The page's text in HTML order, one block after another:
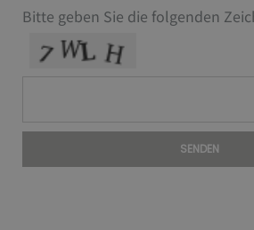
Bitte geben Sie die folgenden
SENDEN